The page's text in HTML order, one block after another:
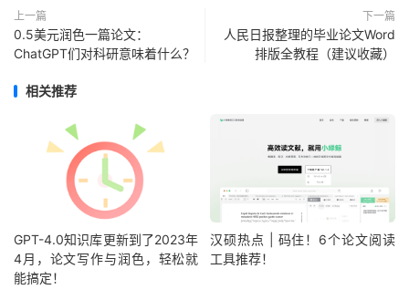
上一篇
0.5美元润色一篇论文：
ChatGPT们对科研意味着什么？
下一篇
人民日报整理的毕业论文Word
排版全教程（建议收藏）
相关推荐
GPT-4.0知识库更新到了2023年
4月，论文写作与润色，轻松就
能搞定！
汉硕热点 | 码住！6个论文阅读
工具推荐！